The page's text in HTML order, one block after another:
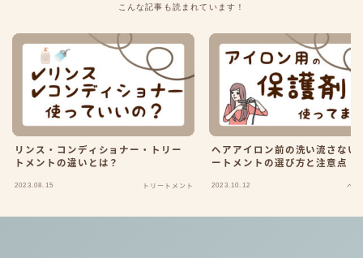
こんな記事も読まれています！
リンス・コンディショナー・トリー
トメントの違いとは？
2023.08.15 トリートメント
ヘアアイロン前の洗い流さない
ートメントの選び方と注意点
2023.10.12 ヘア